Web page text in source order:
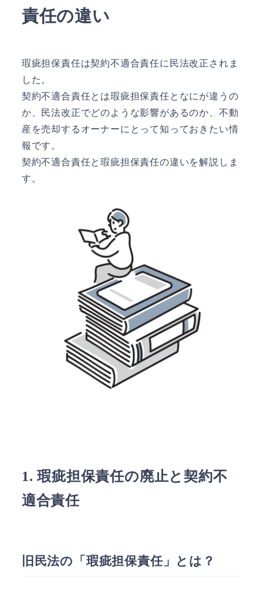
責任の違い
瑕疵担保責任は契約不適合責任に民法改正されま
した。
契約不適合責任とは瑕疵担保責任となにが違うの
か、民法改正でどのような影響があるのか、不動
産を売却するオーナーにとって知っておきたい情
報です。
契約不適合責任と瑕疵担保責任の違いを解説しま
す。
1. 瑕疵担保責任の廃止と契約不
適合責任
旧民法の「瑕疵担保責任」とは？